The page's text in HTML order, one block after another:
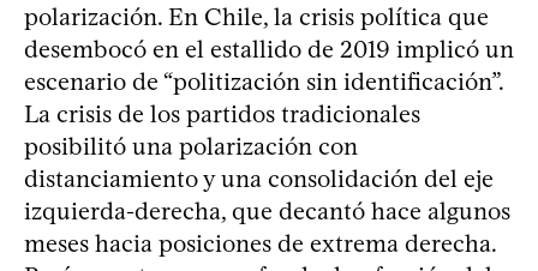
polarización. En Chile, la crisis política que
desembocó en el estallido de 2019 implicó un
escenario de “politización sin identificación”.
La crisis de los partidos tradicionales
posibilitó una polarización con
distanciamiento y una consolidación del eje
izquierda-derecha, que decantó hace algunos
meses hacia posiciones de extrema derecha.